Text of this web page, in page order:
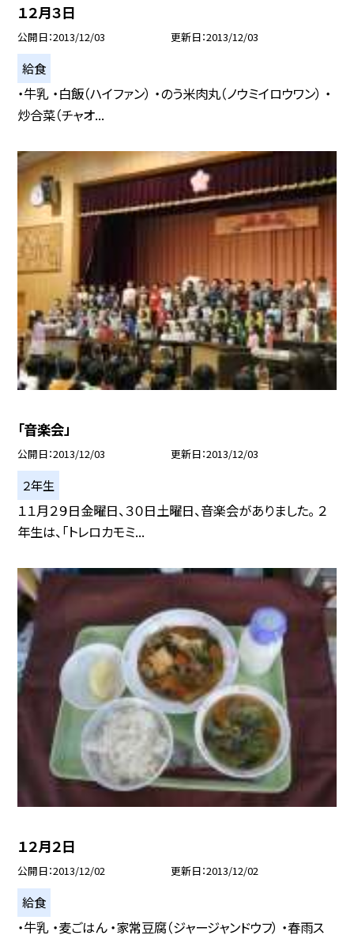
１２月３日
公開日 2013/12/03 更新日 2013/12/03
給食
・牛乳 ・白飯（ハイファン） ・のう米肉丸（ノウミイロウワン） ・
炒合菜（チャオ...
「音楽会」
公開日 2013/12/03 更新日 2013/12/03
２年生
１１月２９日金曜日、３０日土曜日、音楽会がありました。 ２
年生は、「トレロカモミ...
１２月２日
公開日 2013/12/02 更新日 2013/12/02
給食
・牛乳 ・麦ごはん ・家常豆腐（ジャージャンドウフ） ・春雨ス